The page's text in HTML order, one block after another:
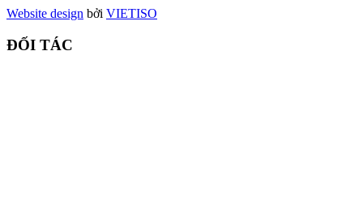
Website design bởi VIETISO
ĐỐI TÁC